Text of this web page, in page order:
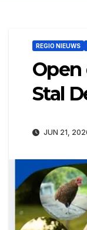
REGIO NIEUWS
Stal
JUN 21,